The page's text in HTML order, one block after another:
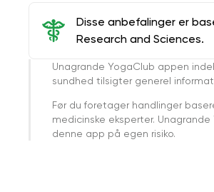
Disse anbefalinger er
Research and Sciences.
Unagrande YogaClub appen
sundhed tilsigter generel
Før du foretager handlinger
medicinske eksperter.
denne app på egen risiko.